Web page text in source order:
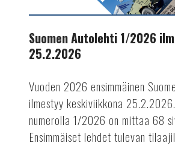
ilmestyy
Suomen Autolehti 1/2026
25.2.2026
Vuoden 2026 ensimmäinen
ilmestyy keskiviikkona
numerolla 1/2026 on mittaa 68
Ensimmäiset lehdet tulevan